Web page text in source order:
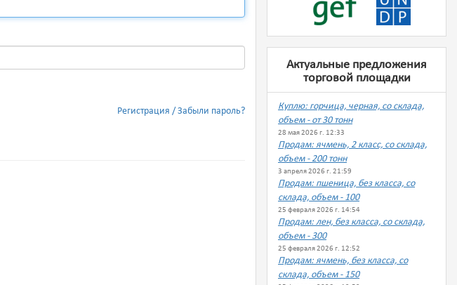
Забыли пароль?
Регистрация
Актуальные предложения
торговой площадки
Куплю: горчица, черная, со склада,
объем - от 30 тонн
28 мая 2026 г. 12:33
Продам: ячмень, 2 класс, со склада,
объем - 200 тонн
3 апреля 2026 г. 21:59
Продам: пшеница, без класса, со
склада, объем - 100
25 февраля 2026 г. 14:54
Продам: лен, без класса, со склада,
объем - 300
25 февраля 2026 г. 12:52
Продам: ячмень, без класса, со
склада, объем - 150